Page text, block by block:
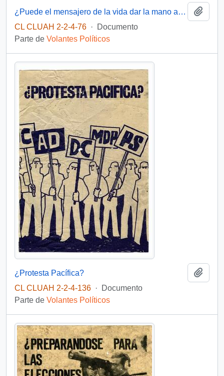
¿Puede el mensajero de la vida dar la mano al cochero de la muerte?
CL CLUAH 2-2-4-76 ·
Documento
Parte de Volantes Políticos
¿Protesta Pacífica?
CL CLUAH 2-2-4-136 ·
Documento
Parte de Volantes Políticos